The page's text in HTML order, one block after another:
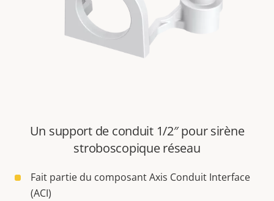
Un support de conduit 1/2″ pour sirène
stroboscopique réseau
Fait partie du composant Axis Conduit Interface
(ACI)